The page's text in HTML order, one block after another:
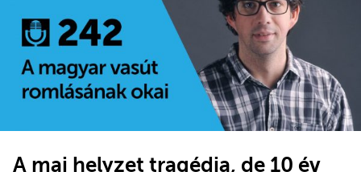
A mai helyzet tragédia, de 10 év